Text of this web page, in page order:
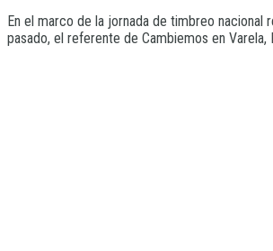
En el marco de la jornada de timbreo nacional
pasado, el referente de Cambiemos en Varela,